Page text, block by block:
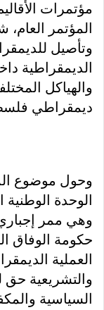
مؤتمرات
المؤتمر
وتأصيل
الديمقراطية
والهياكل
ديمقراطي
وحول موضوع
الوحدة
وهي ممر
حكومة الوفاق
العملية
والتشريعية
السياسية